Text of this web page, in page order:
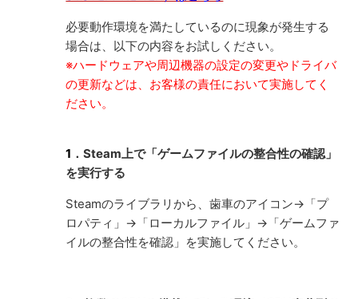
必要動作環境を満たしているのに現象が発生する
場合は、以下の内容をお試しください。
※ハードウェアや周辺機器の設定の変更やドライバ
の更新などは、お客様の責任において実施してく
ださい。
1 ．Steam上で「ゲームファイルの整合性の確認」
を実行する
Steamのライブラリから、歯車のアイコン→「プ
ロパティ」→「ローカルファイル」→「ゲームファ
イルの整合性を確認」を実施してください。